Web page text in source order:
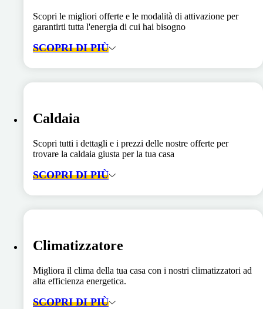
Scopri le migliori offerte e le modalità di attivazione per
garantirti tutta l'energia di cui hai bisogno
SCOPRI DI PIÙ
Caldaia
Scopri tutti i dettagli e i prezzi delle nostre offerte per
trovare la caldaia giusta per la tua casa
SCOPRI DI PIÙ
Climatizzatore
Migliora il clima della tua casa con i nostri climatizzatori ad
alta efficienza energetica.
SCOPRI DI PIÙ